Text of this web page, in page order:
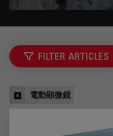
FILTER ARTICLES
電動顕微鏡